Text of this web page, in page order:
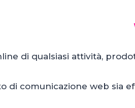
di qualsiasi attività,
di comunicazione web sia